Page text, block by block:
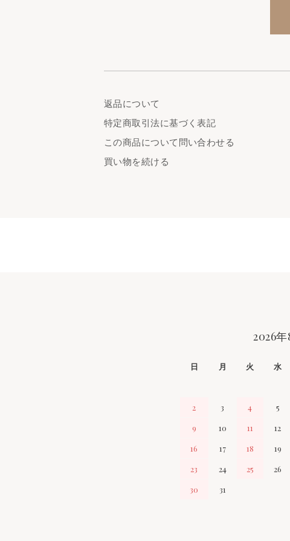
返品について
特定商取引法に基づく表記
この商品について問い合わせる
買い物を続ける
2026年
日 月 火 水
2
3 4 5
9
10 11 12
16
17 18 19
23
24 25 26
30
31